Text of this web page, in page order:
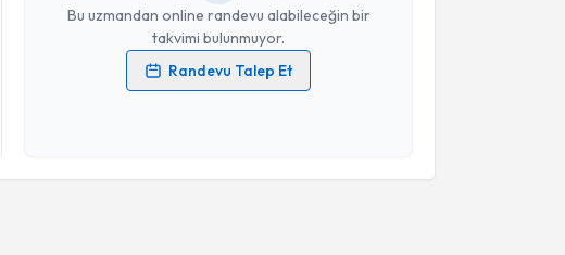
Bu uzmandan online randevu alabileceğin bir
takvimi bulunmuyor.
Randevu Talep Et
Kişisel verilerimin işlenmesine ilişkinAydınlatma Metni